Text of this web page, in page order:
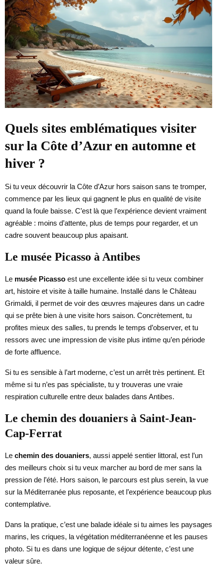
Quels sites emblématiques visiter
sur la Côte d’Azur en automne et
hiver ?
Si tu veux découvrir la Côte d’Azur hors saison sans te tromper,
commence par les lieux qui gagnent le plus en qualité de visite
quand la foule baisse. C’est là que l’expérience devient vraiment
agréable : moins d’attente, plus de temps pour regarder, et un
cadre souvent beaucoup plus apaisant.
Le musée Picasso à Antibes
Le musée Picasso est une excellente idée si tu veux combiner
art, histoire et visite à taille humaine. Installé dans le Château
Grimaldi, il permet de voir des œuvres majeures dans un cadre
qui se prête bien à une visite hors saison. Concrètement, tu
profites mieux des salles, tu prends le temps d’observer, et tu
ressors avec une impression de visite plus intime qu’en période
de forte affluence.
Si tu es sensible à l’art moderne, c’est un arrêt très pertinent. Et
même si tu n’es pas spécialiste, tu y trouveras une vraie
respiration culturelle entre deux balades dans Antibes.
Le chemin des douaniers à Saint-Jean-
Cap-Ferrat
Le chemin des douaniers, aussi appelé sentier littoral, est l’un
des meilleurs choix si tu veux marcher au bord de mer sans la
pression de l’été. Hors saison, le parcours est plus serein, la vue
sur la Méditerranée plus reposante, et l’expérience beaucoup plus
contemplative.
Dans la pratique, c’est une balade idéale si tu aimes les paysages
marins, les criques, la végétation méditerranéenne et les pauses
photo. Si tu es dans une logique de séjour détente, c’est une
valeur sûre.